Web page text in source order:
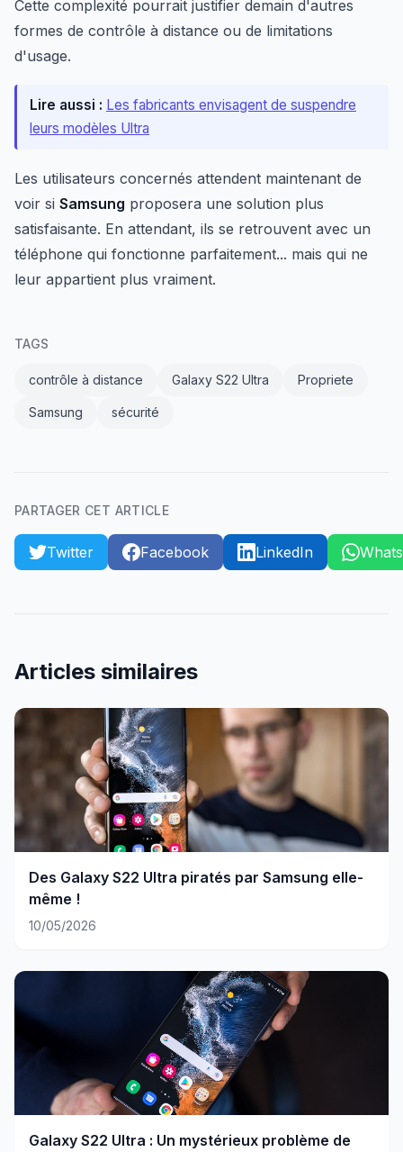
Cette complexité pourrait justifier demain d'autres
formes de contrôle à distance ou de limitations
d'usage.
Lire aussi : Les fabricants envisagent de suspendre
leurs modèles Ultra
Les utilisateurs concernés attendent maintenant de
voir si Samsung proposera une solution plus
satisfaisante. En attendant, ils se retrouvent avec un
téléphone qui fonctionne parfaitement... mais qui ne
leur appartient plus vraiment.
TAGS
contrôle à distance Galaxy S22 Ultra Propriete
Samsung sécurité
PARTAGER CET ARTICLE
Twitter Facebook LinkedIn
Articles similaires
Des Galaxy S22 Ultra piratés par Samsung elle-
même !
10/05/2026
Galaxy S22 Ultra : Un mystérieux problème de